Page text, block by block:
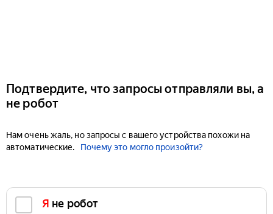
Подтвердите, что запросы отправляли вы, а
не робот
Нам очень жаль, но запросы с вашего устройства похожи на
автоматические.
Почему это могло произойти?
Я не робот